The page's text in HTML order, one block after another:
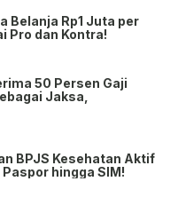
Belanja Rp1 Juta per
Pro dan Kontra!
50 Persen Gaji
Jaksa,
BPJS Kesehatan Aktif
hingga SIM!